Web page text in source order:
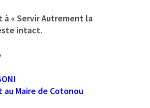
à « Servir Autrement la
intact.
au Maire de Cotonou